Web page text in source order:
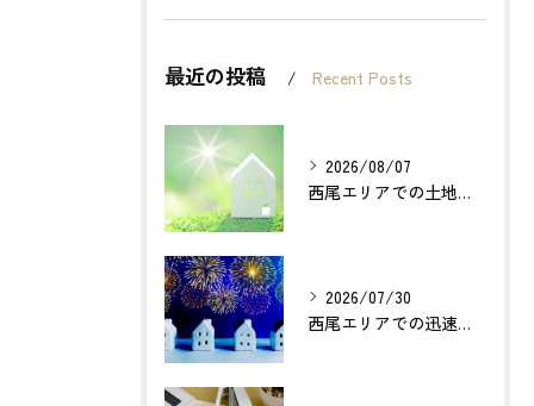
最近の投稿 Recent Posts
2026/08/07
西尾エリアでの土地売却成功の秘訣とは？
2026/07/30
西尾エリアでの迅速確実な不動産買取のポイントは？